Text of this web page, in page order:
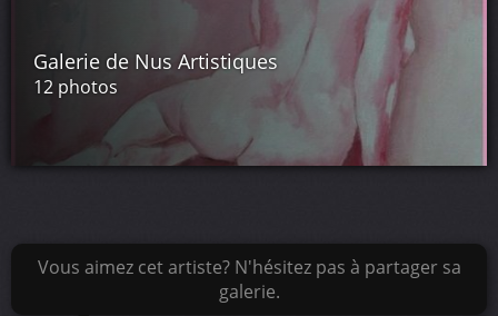
Galerie de Nus Artistiques
12 photos
Vous aimez cet artiste? N'hésitez pas à partager sa
galerie.